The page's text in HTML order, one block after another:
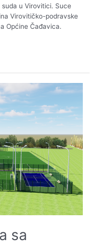
u Virovitici. Suce
Virovitičko-podravske
Općine Čađavica.
sa